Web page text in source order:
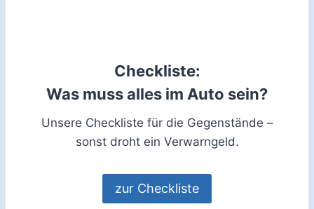
Checkliste:
Was muss alles im Auto sein?
Unsere Checkliste für die Gegenstände –
sonst droht ein Verwarngeld.
zur Checkliste